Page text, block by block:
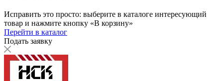
Исправить это просто: выберите в каталоге интересующий
товар и нажмите кнопку «В корзину»
Перейти в каталог
Подать заявку